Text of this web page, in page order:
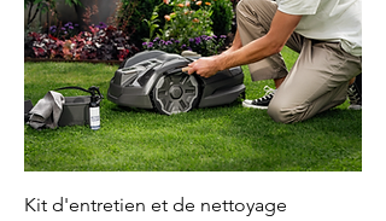
Kit d'entretien et de nettoyage